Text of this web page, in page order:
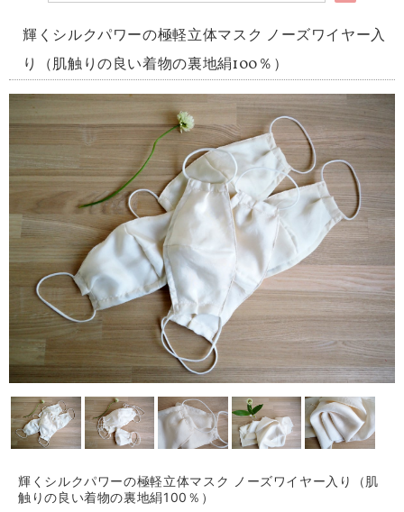
輝くシルクパワーの極軽立体マスク ノーズワイヤー入
り（肌触りの良い着物の裏地絹100％）
輝くシルクパワーの極軽立体マスク ノーズワイヤー入り（肌
触りの良い着物の裏地絹100％）